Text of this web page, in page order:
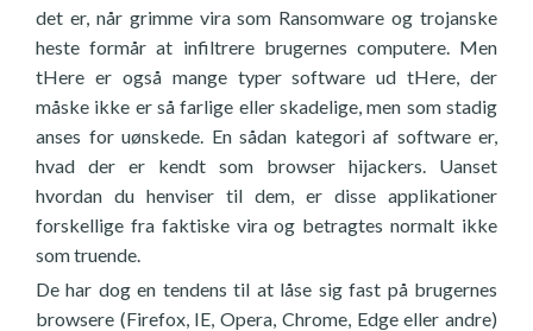
det er, når grimme vira som Ransomware og trojanske
heste formår at infiltrere brugernes computere. Men
tHere er også mange typer software ud tHere, der
måske ikke er så farlige eller skadelige, men som stadig
anses for uønskede. En sådan kategori af software er,
hvad der er kendt som browser hijackers. Uanset
hvordan du henviser til dem, er disse applikationer
forskellige fra faktiske vira og betragtes normalt ikke
som truende.
De har dog en tendens til at låse sig fast på brugernes
browsere (Firefox, IE, Opera, Chrome, Edge eller andre)